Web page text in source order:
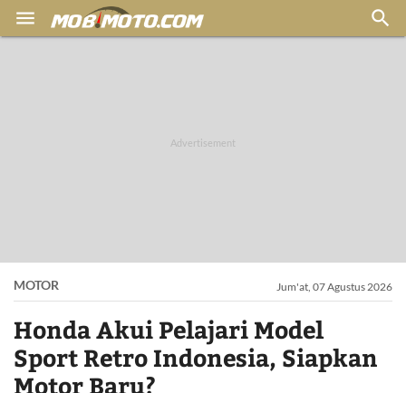
 
MOTOR Jum'at, 07 Agustus 2026
Honda Akui Pelajari Model
Sport Retro Indonesia, Siapkan
Motor Baru?